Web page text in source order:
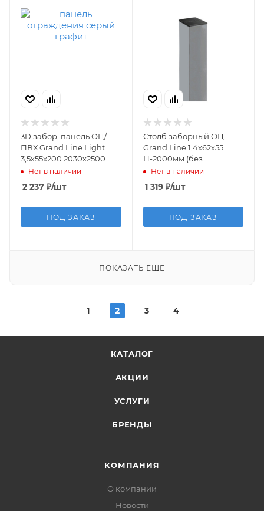
3D забор, панель ОЦ/
ПВХ Grand Line Light
3,5х55x200 2030х2500
серый графит (RAL 7024)
Нет в наличии
2 237 ₽/шт
ПОД ЗАКАЗ
Столб заборный ОЦ
Grand Line 1,4х62х55
Н-2000мм (без
отверстий)
Нет в наличии
1 319₽/шт
ПОД ЗАКАЗ
ПОКАЗАТЬ ЕЩЕ
1 2 3 4
КАТАЛОГ
АКЦИИ
УСЛУГИ
БРЕНДЫ
КОМПАНИЯ
О компании
Новости